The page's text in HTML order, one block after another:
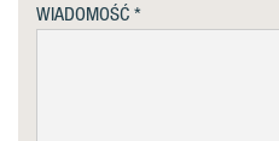
WIADOMOŚĆ